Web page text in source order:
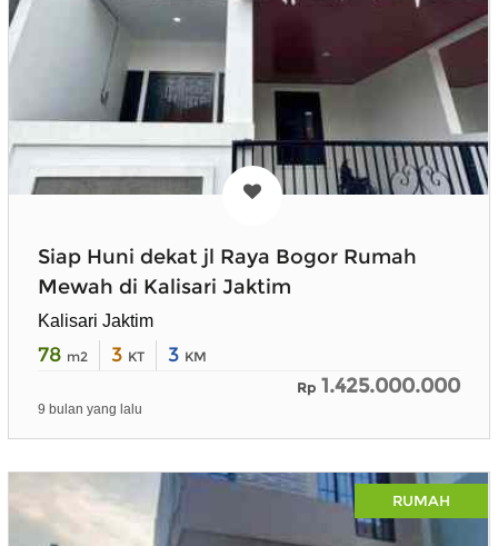
Siap Huni dekat jl Raya Bogor Rumah
Mewah di Kalisari Jaktim
Kalisari Jaktim
78 m2 3 KT 3 KM
Rp 1.425.000.000
9 bulan yang lalu
RUMAH